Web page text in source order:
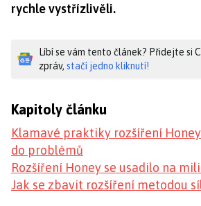
rychle vystřízlivěli.
Líbí se vám tento článek? Přidejte si
zpráv, stačí jedno kliknutí!
Kapitoly článku
Klamavé praktiky rozšíření
do problémů
Rozšíření Honey se usadilo na
Jak se zbavit rozšíření metodou